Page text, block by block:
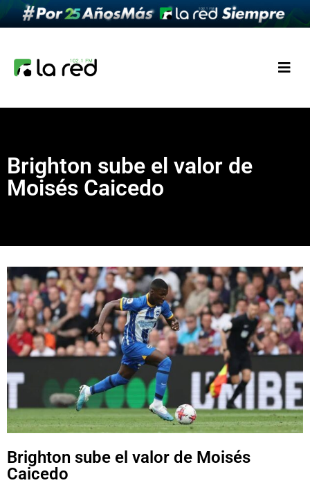
Brighton sube el valor de
Moisés Caicedo
Brighton sube el valor de Moisés
Caicedo